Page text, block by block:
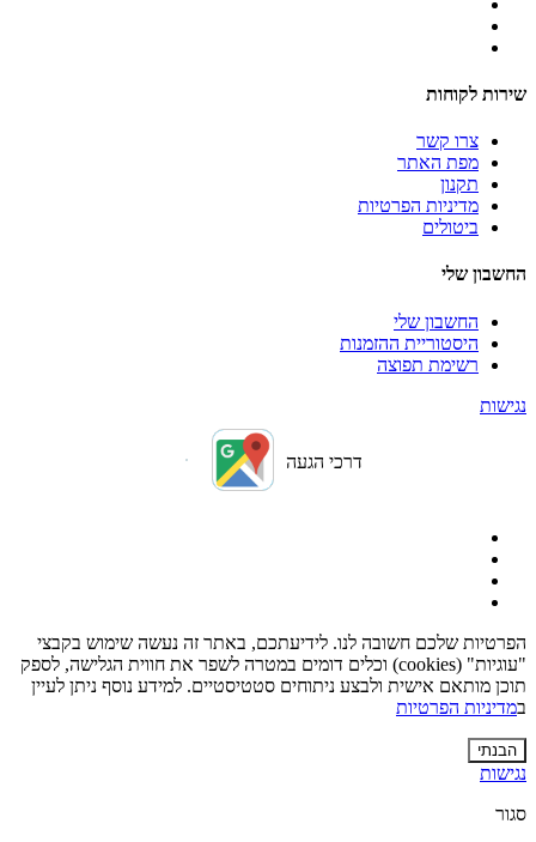
שירות לקוחות
צרו קשר
מפת האתר
תקנון
מדיניות הפרטיות
ביטולים
החשבון שלי
החשבון שלי
היסטוריית ההזמנות
רשימת תפוצה
נגישות
דרכי הגעה
הפרטיות שלכם חשובה לנו. לידיעתכם, באתר זה נעשה שימוש בקבצי
"עוגיות" (cookies) וכלים דומים במטרה לשפר את חווית הגלישה, לספק
תוכן מותאם אישית ולבצע ניתוחים סטטיסטיים. למידע נוסף ניתן לעיין
במדיניות הפרטיות
הבנתי
נגישות
סגור